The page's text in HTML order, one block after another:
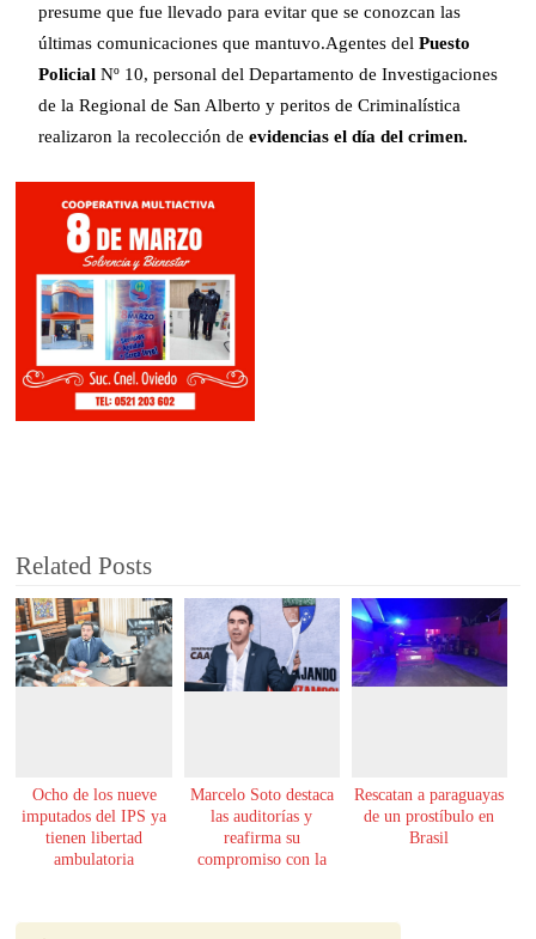
presume que fue llevado para evitar que se conozcan las
últimas comunicaciones que mantuvo.Agentes del Puesto
Policial Nº 10, personal del Departamento de Investigaciones
de la Regional de San Alberto y peritos de Criminalística
realizaron la recolección de evidencias el día del crimen.
Related Posts
Ocho de los nueve
imputados del IPS ya
tienen libertad
ambulatoria
Marcelo Soto destaca
las auditorías y
reafirma su
compromiso con la
Rescatan a paraguayas
de un prostíbulo en
Brasil